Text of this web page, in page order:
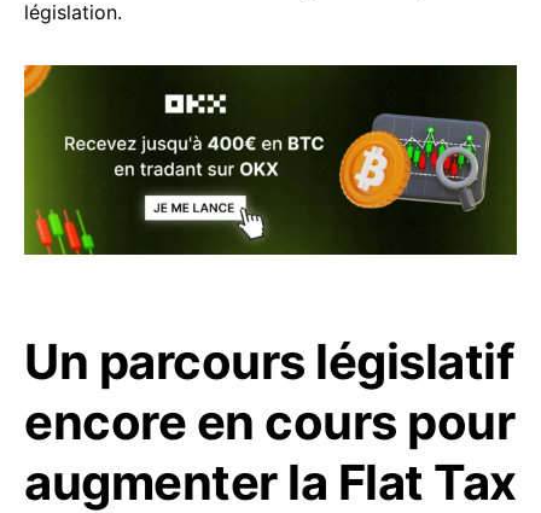
législation.
Un parcours législatif
encore en cours pour
augmenter la Flat Tax